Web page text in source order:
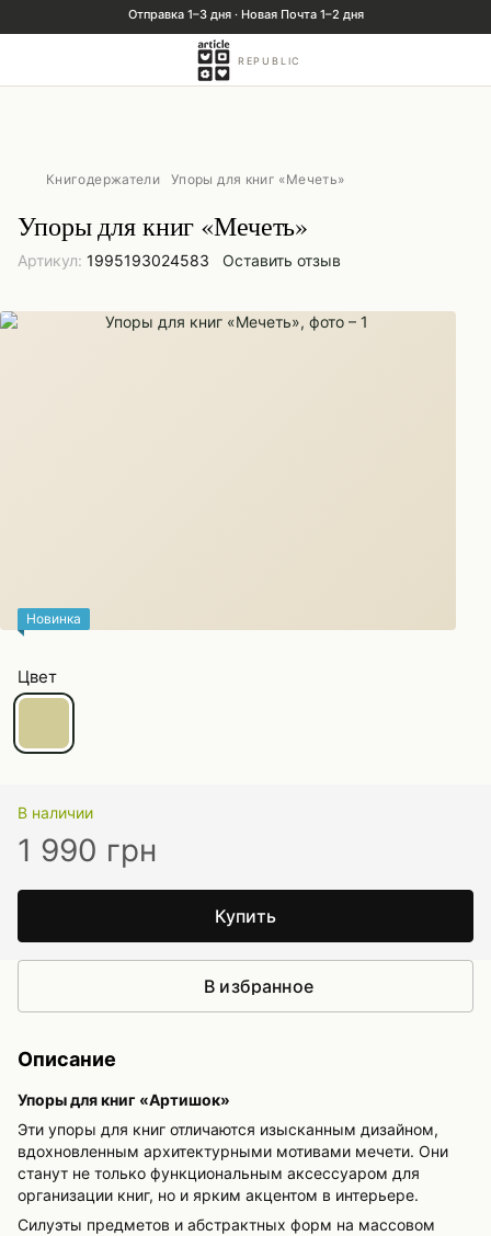
REPUBLIC
Книгодержатели Упоры для книг «Мечеть»
Упоры для книг «Мечеть»
Артикул: 1995193024583 Оставить отзыв
Новинка
Цвет
В наличии
1 990 грн
Купить
В избранное
Описание
Упоры для книг «Артишок»
Эти упоры для книг отличаются изысканным дизайном,
вдохновленным архитектурными мотивами мечети. Они
станут не только функциональным аксессуаром для
организации книг, но и ярким акцентом в интерьере.
Силуэты предметов и абстрактных форм на массовом